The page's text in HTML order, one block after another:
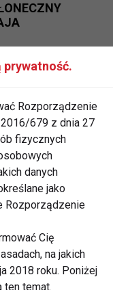
polskiej
2014
myślenie
prywatność.
Rozporządzenie
2016/679 z dnia 27
fizycznych
danych
jako
Rozporządzenie
Cię
na jakich
2018 roku. Poniżej
ten temat.